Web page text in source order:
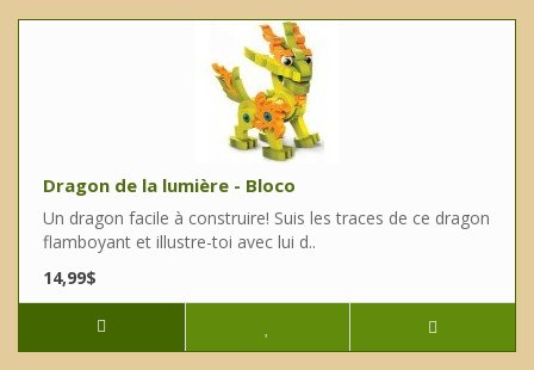
Dragon de la lumière - Bloco
Un dragon facile à construire! Suis les traces de ce dragon
flamboyant et illustre-toi avec lui d..
14,99$